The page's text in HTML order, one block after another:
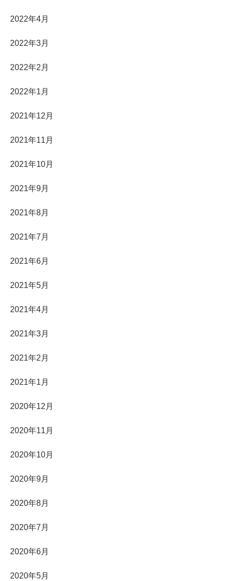
2022年4月
2022年3月
2022年2月
2022年1月
2021年12月
2021年11月
2021年10月
2021年9月
2021年8月
2021年7月
2021年6月
2021年5月
2021年4月
2021年3月
2021年2月
2021年1月
2020年12月
2020年11月
2020年10月
2020年9月
2020年8月
2020年7月
2020年6月
2020年5月